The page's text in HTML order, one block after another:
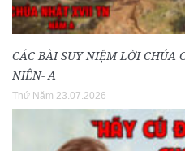
CÁC BÀI SUY NIỆM LỜI CHÚA
NIÊN- A
Thứ Năm 23.07.2026